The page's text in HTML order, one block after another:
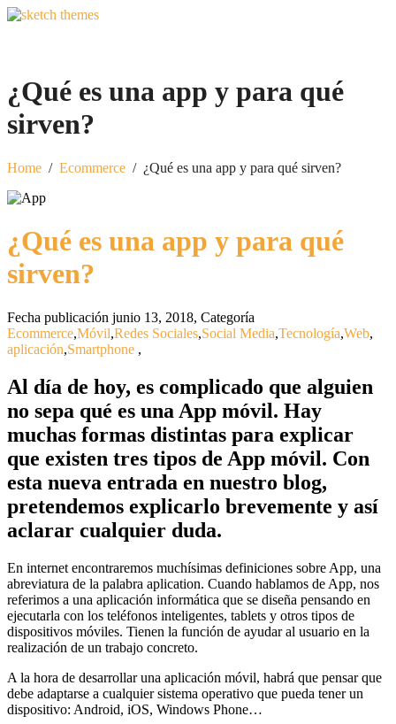
¿Qué es una app y para qué
sirven?
Home / Ecommerce / ¿Qué es una app y para qué sirven?
¿Qué es una app y para qué
sirven?
Fecha publicación junio 13, 2018, Categoría
Ecommerce,Móvil,Redes Sociales,Social Media,Tecnología,Web,
aplicación,Smartphone ,
Al día de hoy, es complicado que alguien
no sepa qué es una App móvil. Hay
muchas formas distintas para explicar
que existen tres tipos de App móvil. Con
esta nueva entrada en nuestro blog,
pretendemos explicarlo brevemente y así
aclarar cualquier duda.
En internet encontraremos muchísimas definiciones sobre App, una
abreviatura de la palabra aplication. Cuando hablamos de App, nos
referimos a una aplicación informática que se diseña pensando en
ejecutarla con los teléfonos inteligentes, tablets y otros tipos de
dispositivos móviles. Tienen la función de ayudar al usuario en la
realización de un trabajo concreto.
A la hora de desarrollar una aplicación móvil, habrá que pensar que
debe adaptarse a cualquier sistema operativo que pueda tener un
dispositivo: Android, iOS, Windows Phone…